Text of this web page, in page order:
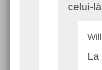
celui-
La